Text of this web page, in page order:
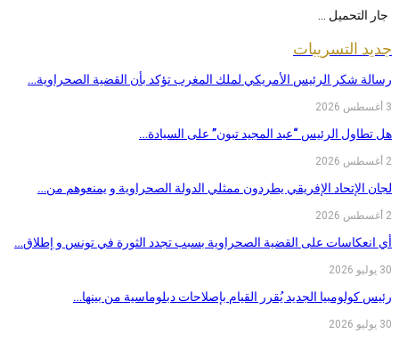
جار التحميل ...
جديد التسريبات
رسالة شكر الرئيس الأمريكي لملك المغرب تؤكد بأن القضية الصحراوية…
3 أغسطس 2026
هل تطاول الرئيس “عبد المجيد تبون” على السيادة…
2 أغسطس 2026
لجان الإتحاد الإفريقي يطردون ممثلي الدولة الصحراوية و يمنعوهم من…
2 أغسطس 2026
أي انعكاسات على القضية الصحراوية بسبب تجدد الثورة في تونس و إطلاق…
30 يوليو 2026
رئيس كولومبيا الجديد يُقرر القيام بإصلاحات دبلوماسية من بينها…
30 يوليو 2026